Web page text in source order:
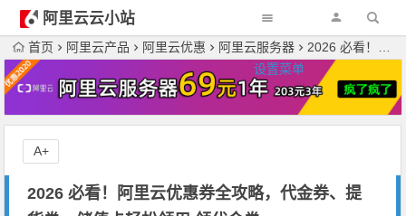
阿里云云小站
设置菜单
首页 阿里云产品 阿里云优惠 阿里云服务器 2026 必看！阿里云优惠券全攻略，代金券、提货券、储值卡轻松领用 领代金券
2026 必看！阿里云优惠券全攻略，代金券、提
A+